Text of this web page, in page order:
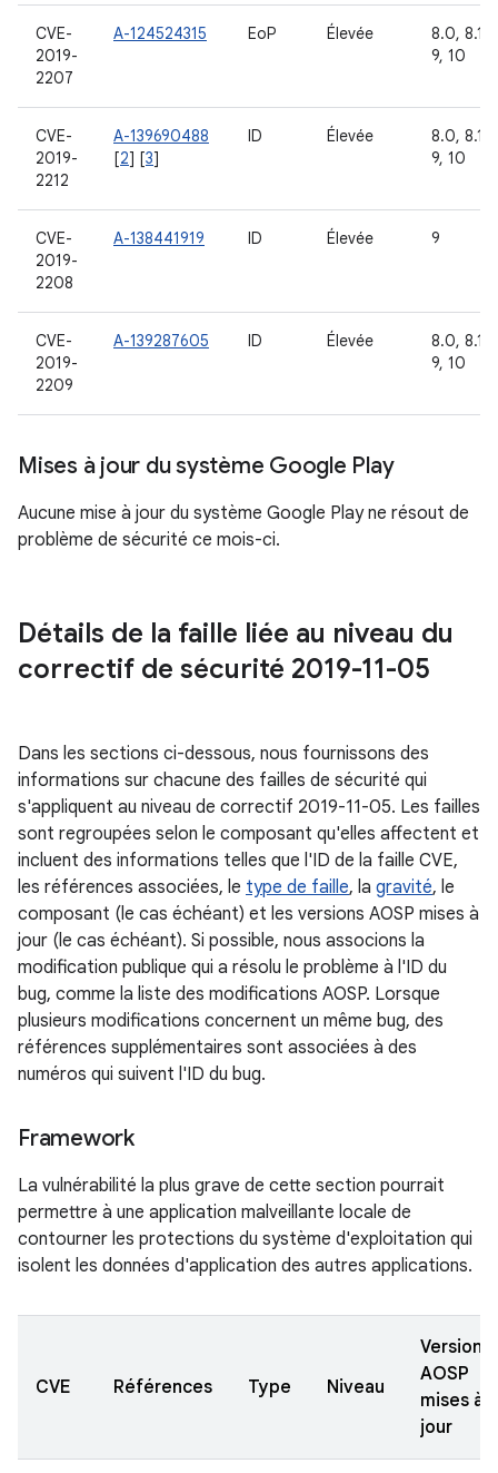
CVE-
2019-
2207
A-124524315 EoP Élevée
8.0, 8.1,
9, 10
CVE-
2019-
2212
A-139690488
[2] [3]
ID Élevée
8.0, 8.1,
9, 10
CVE-
2019-
2208
A-138441919 ID Élevée 9
CVE-
2019-
2209
A-139287605 ID Élevée
8.0, 8.1,
9, 10
Mises à jour du système Google Play
Aucune mise à jour du système Google Play ne résout de
problème de sécurité ce mois-ci.
Détails de la faille liée au niveau du
correctif de sécurité 2019-11-05
Dans les sections ci-dessous, nous fournissons des
informations sur chacune des failles de sécurité qui
s'appliquent au niveau de correctif 2019-11-05. Les failles
sont regroupées selon le composant qu'elles affectent et
incluent des informations telles que l'ID de la faille CVE,
les références associées, le type de faille, la gravité, le
composant (le cas échéant) et les versions AOSP mises à
jour (le cas échéant). Si possible, nous associons la
modification publique qui a résolu le problème à l'ID du
bug, comme la liste des modifications AOSP. Lorsque
plusieurs modifications concernent un même bug, des
références supplémentaires sont associées à des
numéros qui suivent l'ID du bug.
Framework
La vulnérabilité la plus grave de cette section pourrait
permettre à une application malveillante locale de
contourner les protections du système d'exploitation qui
isolent les données d'application des autres applications.
CVE Références Type Niveau
Versions
AOSP
mises à
jour